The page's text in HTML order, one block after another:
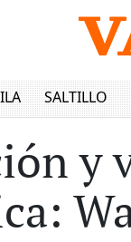
SALTILLO
y